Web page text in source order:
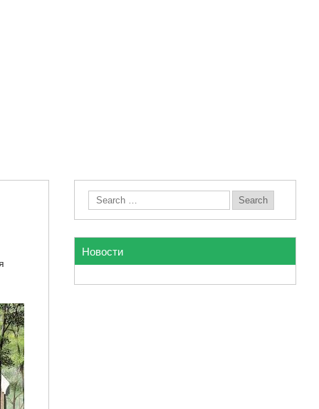
Новости